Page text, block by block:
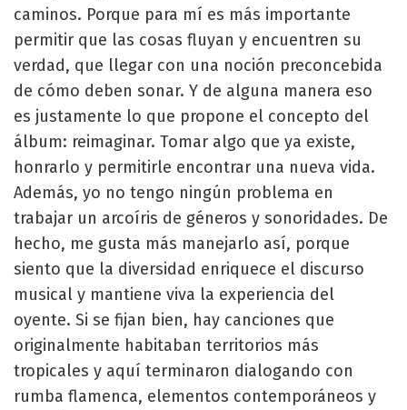
caminos. Porque para mí es más importante
permitir que las cosas fluyan y encuentren su
verdad, que llegar con una noción preconcebida
de cómo deben sonar. Y de alguna manera eso
es justamente lo que propone el concepto del
álbum: reimaginar. Tomar algo que ya existe,
honrarlo y permitirle encontrar una nueva vida.
Además, yo no tengo ningún problema en
trabajar un arcoíris de géneros y sonoridades. De
hecho, me gusta más manejarlo así, porque
siento que la diversidad enriquece el discurso
musical y mantiene viva la experiencia del
oyente. Si se fijan bien, hay canciones que
originalmente habitaban territorios más
tropicales y aquí terminaron dialogando con
rumba flamenca, elementos contemporáneos y